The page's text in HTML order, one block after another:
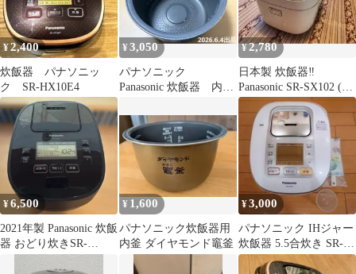
¥2,400
炊飯器 パナソニッ
ク SR-HX10E4
¥3,050
パナソニック
Panasonic 炊飯器 内
釜 VSX108
¥2,780
日本製 炊飯器‼︎
Panasonic SR-SX102 (訳
あり)
¥6,500
2021年製 Panasonic 炊飯
器 おどり炊きSR-
MPA101
¥ 1,600
パナソニック炊飯器用
内釜 ダイヤモンド竈釜
¥3,000
パナソニック IHジャー
炊飯器 5.5合炊き SR-
HB105 付属品付き